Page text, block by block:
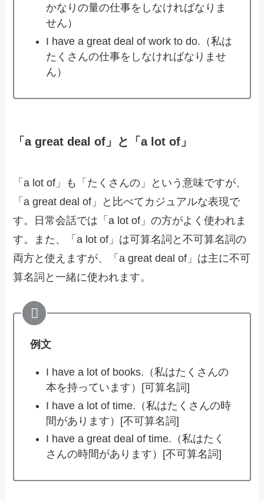
かなりの量の仕事をしなければなりま
せん）
I have a great deal of work to do.（私は
たくさんの仕事をしなければなりませ
ん）
「a great deal of」と「a lot of」
「a lot of」も「たくさんの」という意味ですが、
「a great deal of」と比べてカジュアルな表現で
す。日常会話では「a lot of」の方がよく使われま
す。また、「a lot of」は可算名詞と不可算名詞の
両方と使えますが、「a great deal of」は主に不可
算名詞と一緒に使われます。
例文
I have a lot of books.（私はたくさんの
本を持っています）[可算名詞]
I have a lot of time.（私はたくさんの時
間があります）[不可算名詞]
I have a great deal of time.（私はたく
さんの時間があります）[不可算名詞]